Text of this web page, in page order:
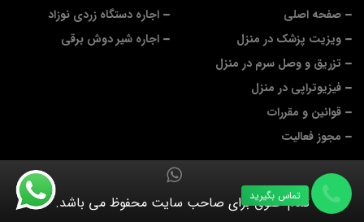
اجاره دستگاه زردی نوزاد
اجاره شیر دوش برقی
صفحه اصلی
ویزیت پزشک در منزل
تزریق و وصل سرم در منزل
فیزیوتراپی در منزل
قوانین و مقررات
مجوز فعالیت
تمام حقوق برای صاحب سایت محفوظ می باشد.
تماس بگیرید